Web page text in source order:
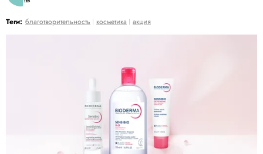
Теги: благотворительность косметика акция